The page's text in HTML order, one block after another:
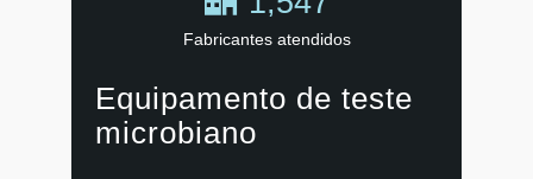
Fabricantes atendidos
Equipamento de teste
microbiano